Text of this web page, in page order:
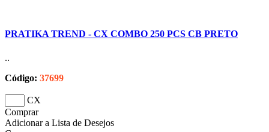
PRATIKA TREND - CX COMBO 250 PCS CB PRETO
..
Código: 37699
CX
Comprar
Adicionar a Lista de Desejos